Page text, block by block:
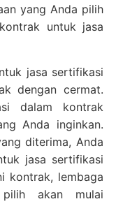
yang Anda pilih
untuk jasa
jasa sertifikasi
dengan cermat.
dalam kontrak
Anda inginkan.
diterima, Anda
jasa sertifikasi
kontrak, lembaga
akan mulai